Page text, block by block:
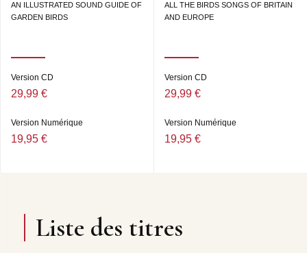
AN ILLUSTRATED SOUND GUIDE OF
GARDEN BIRDS
Version CD
29,99 €
Version Numérique
19,95 €
ALL THE BIRDS SONGS OF BRITAIN
AND EUROPE
Version CD
29,99 €
Version Numérique
19,95 €
Liste des titres